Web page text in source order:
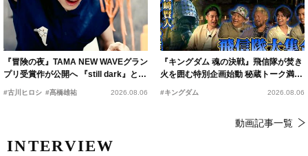
『冒険の夜』TAMA NEW WAVEグラン
プリ受賞作が公開へ 『still dark』と同
時上映決定
#古川ヒロシ #髙橋雄祐 2026.08.06
『キングダム 魂の決戦』飛信隊が焚き
火を囲む特別企画始動 秘蔵トーク満載
の“キングダムキャンプ”開催
#キングダム 2026.08.06
動画記事一覧
INTERVIEW